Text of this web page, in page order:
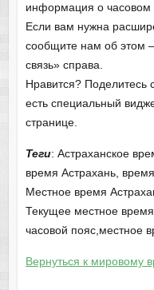
информация о часовом
Если вам нужна
сообщите нам об этом
связь» справа.
Нравится? Поделитесь
есть специальный
странице.
Теги: Астраханское
время Астрахань,
Местное время
Текущее местное
часовой пояс,местное
Вернуться к мировому